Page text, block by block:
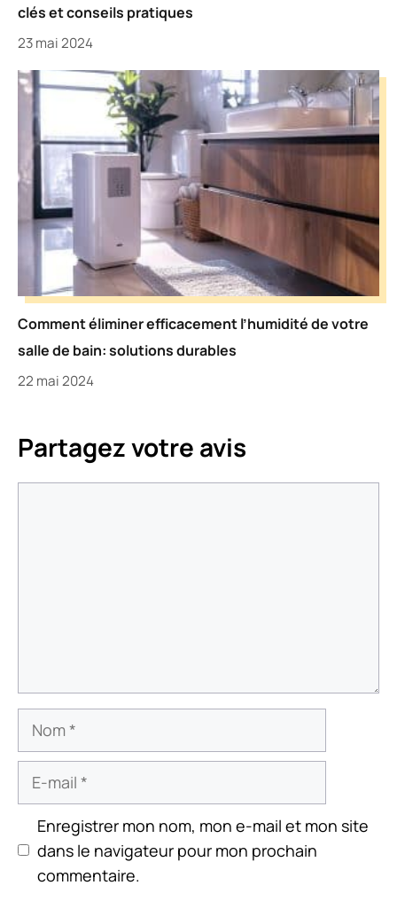
clés et conseils pratiques
23 mai 2024
Comment éliminer efficacement l’humidité de votre
salle de bain: solutions durables
22 mai 2024
Partagez votre avis
Nom
Enregistrer mon nom, mon e-mail et mon site
dans le navigateur pour mon prochain
commentaire.